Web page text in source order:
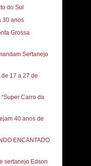
do Sul
30 anos
Grossa
Sertanejo
de 17 a 27 de
Carro da
40 anos de
ENCANTADO
sertanejo Edson